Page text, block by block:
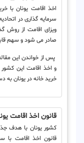
اخذ اقامت یونان با
سرمایه گذاری در
ویزای اقامت از روش
صادر می شود و سهم
پس از خواندن این
و اخذ اقامت این کشور
خرید خانه در یونان به
قانون اخذ اقامت